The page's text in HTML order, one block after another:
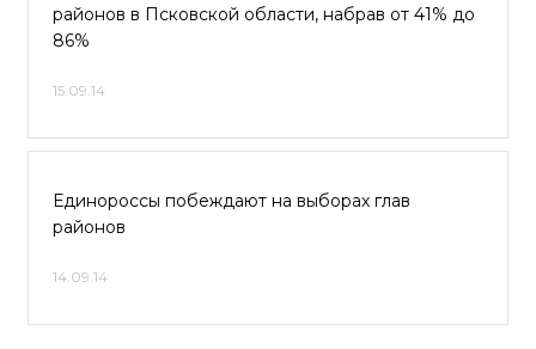
районов в Псковской области, набрав от 41% до
86%
15.09.14
Единороссы побеждают на выборах глав
районов
14.09.14